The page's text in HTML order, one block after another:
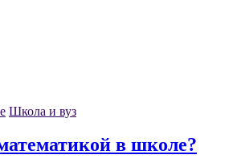
Школа и вуз
в школе?